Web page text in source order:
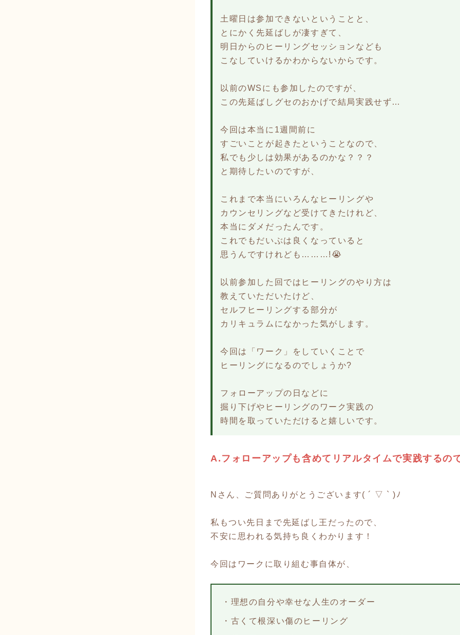
土曜日は参加できないということと、
とにかく先延ばしが凄すぎて、
明日からのヒーリングセッションなども
こなしていけるかわからないからです。
以前のWSにも参加したのですが、
この先延ばしグセのおかげで結局実践せず…
今回は本当に1週間前に
すごいことが起きたということなので、
私でも少しは効果があるのかな？？？
と期待したいのですが、
これまで本当にいろんなヒーリングや
カウンセリングなど受けてきたけれど、
本当にダメだったんです。
これでもだいぶは良くなっていると
思うんですけれども………!😭
以前参加した回ではヒーリングのやり方は
教えていただいたけど、
セルフヒーリングする部分が
カリキュラムになかった気がします。
今回は「ワーク」をしていくことで
ヒーリングになるのでしょうか?
フォローアップの日などに
掘り下げやヒーリングのワーク実践の
時間を取っていただけると嬉しいです。
A.フォローアップも含めてリアルタイムで実践するの
Nさん、ご質問ありがとうございます( ´ ▽ ` )ﾉ
私もつい先日まで先延ばし王だったので、
不安に思われる気持ち良くわかります！
今回はワークに取り組む事自体が、
・理想の自分や幸せな人生のオーダー
・古くて根深い傷のヒーリング